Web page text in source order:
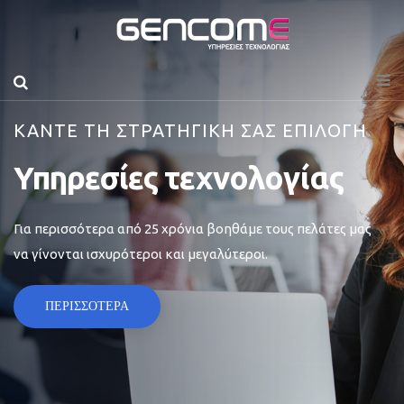
ΚΑΝΤΕ ΤΗ ΣΤΡΑΤΗΓΙΚΗ ΣΑΣ ΕΠΙΛΟΓΗ
Υπηρεσίες τεχνολογίας
Για περισσότερα από 25 χρόνια βοηθάμε τους πελάτες μας
να γίνονται ισχυρότεροι και μεγαλύτεροι.
ΠΕΡΙΣΣΟΤΕΡΑ